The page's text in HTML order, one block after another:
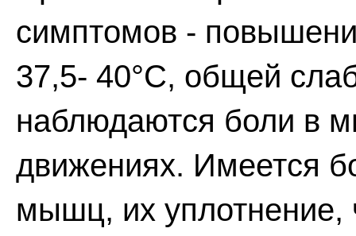
симптомов -
37,5- 40°С, общей
наблюдаются боли в
движениях. Имеется
мышц, их уплотнение,